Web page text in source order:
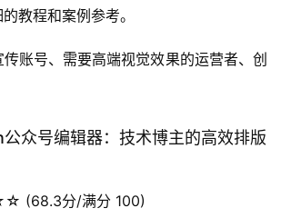
教程和案例参考。
传账号、需要高端视觉效果的运营者、创
众号编辑器：技术博主的高效排版
(68.3分/满分 100)